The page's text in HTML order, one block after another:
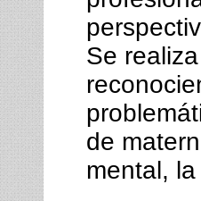
Se
de
mental,